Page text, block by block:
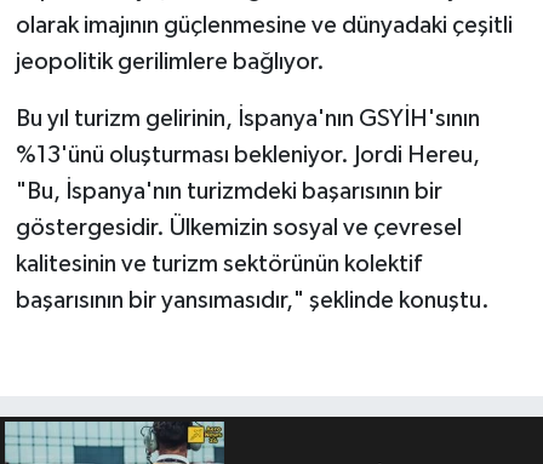
olarak imajının güçlenmesine ve dünyadaki çeşitli
jeopolitik gerilimlere bağlıyor.
Bu yıl turizm gelirinin, İspanya'nın GSYİH'sının
%13'ünü oluşturması bekleniyor. Jordi Hereu,
"Bu, İspanya'nın turizmdeki başarısının bir
göstergesidir. Ülkemizin sosyal ve çevresel
kalitesinin ve turizm sektörünün kolektif
başarısının bir yansımasıdır," şeklinde konuştu.